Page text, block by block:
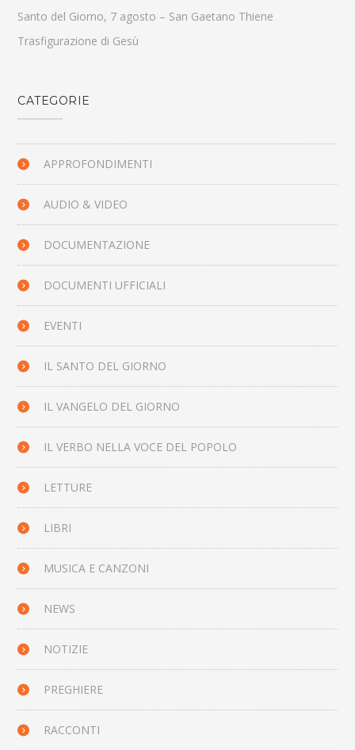
Santo del Giorno, 7 agosto – San Gaetano Thiene
Trasfigurazione di Gesù
CATEGORIE
APPROFONDIMENTI
AUDIO & VIDEO
DOCUMENTAZIONE
DOCUMENTI UFFICIALI
EVENTI
IL SANTO DEL GIORNO
IL VANGELO DEL GIORNO
IL VERBO NELLA VOCE DEL POPOLO
LETTURE
LIBRI
MUSICA E CANZONI
NEWS
NOTIZIE
PREGHIERE
RACCONTI